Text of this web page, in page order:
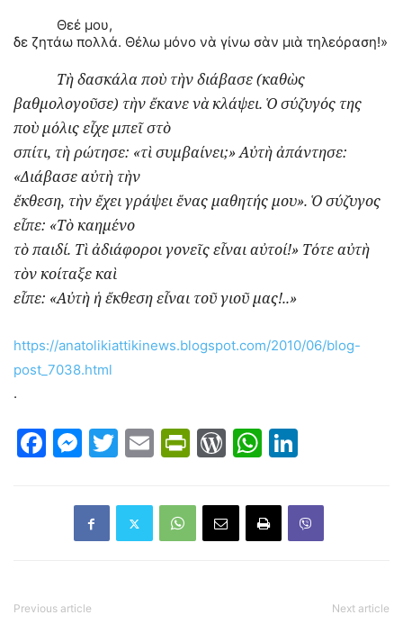
Θεέ μου,
δε ζητάω πολλά. Θέλω μόνο νὰ γίνω σὰν μιὰ τηλεόραση!»
Τὴ δασκάλα ποὺ τὴν διάβασε (καθὼς
βαθμολογοῦσε) τὴν ἔκανε νὰ κλάψει. Ὁ σύζυγός της
ποὺ μόλις εἶχε μπεῖ στὸ
σπίτι, τὴ ρώτησε: «τὶ συμβαίνει;» Αὐτὴ ἀπάντησε:
«Διάβασε αὐτὴ τὴν
ἔκθεση, τὴν ἔχει γράψει ἕνας μαθητής μου». Ὁ σύζυγος
εἶπε: «Τὸ καημένο
τὸ παιδί. Τὶ ἀδιάφοροι γονεῖς εἶναι αὐτοί!» Τότε αὐτὴ
τὸν κοίταξε καὶ
εἶπε: «Αὐτὴ ἡ ἔκθεση εἶναι τοῦ γιοῦ μας!..»
https://anatolikiattikinews.blogspot.com/2010/06/blog-
post_7038.html
.
Facebook
Messenger
Twitter
EmailPrintFriendly
WordPress
WhatsApp
Previous article Next article